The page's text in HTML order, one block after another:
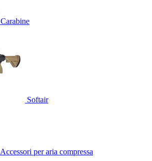
Carabine
Softair
Accessori per aria compressa